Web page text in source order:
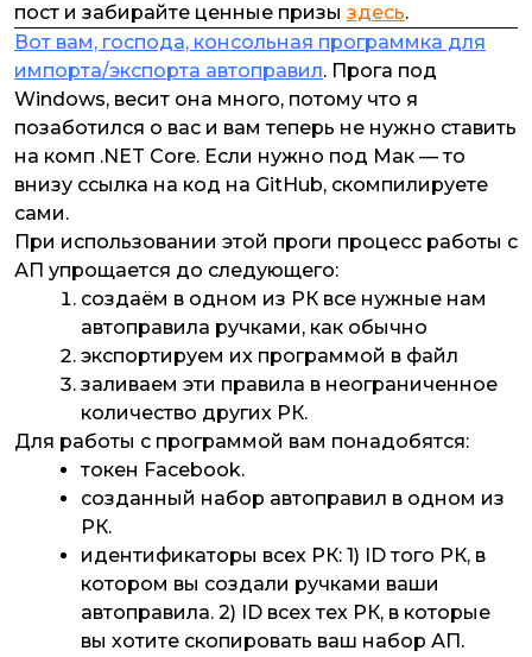
пост и забирайте ценные призы здесь.
Вот вам, господа, консольная программка для
импорта/экспорта автоправил. Прога под
Windows, весит она много, потому что я
позаботился о вас и вам теперь не нужно ставить
на комп .NET Core. Если нужно под Мак — то
внизу ссылка на код на GitHub, скомпилируете
сами.
При использовании этой проги процесс работы с
АП упрощается до следующего:
создаём в одном из РК все нужные нам
автоправила ручками, как обычно
экспортируем их программой в файл
заливаем эти правила в неограниченное
количество других РК.
Для работы с программой вам понадобятся:
токен Facebook.
созданный набор автоправил в одном из
РК.
идентификаторы всех РК: 1) ID того РК, в
котором вы создали ручками ваши
автоправила. 2) ID всех тех РК, в которые
вы хотите скопировать ваш набор АП.